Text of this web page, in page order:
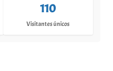
110
Visitantes únicos